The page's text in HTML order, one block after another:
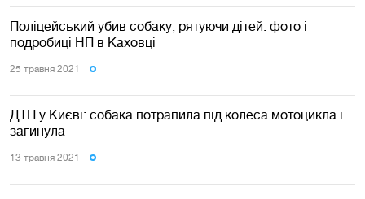
Поліцейський убив собаку, рятуючи дітей: фото і
подробиці НП в Каховці
25 травня 2021
ДТП у Києві: собака потрапила під колеса мотоцикла і
загинула
13 травня 2021